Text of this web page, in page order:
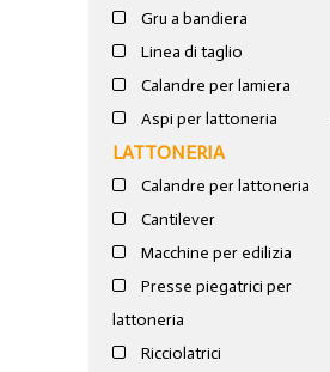
Gru a bandiera
Linea di taglio
Calandre per lamiera
Aspi per lattoneria
LATTONERIA
Calandre per lattoneria
Cantilever
Macchine per edilizia
Presse piegatrici per
lattoneria
Ricciolatrici